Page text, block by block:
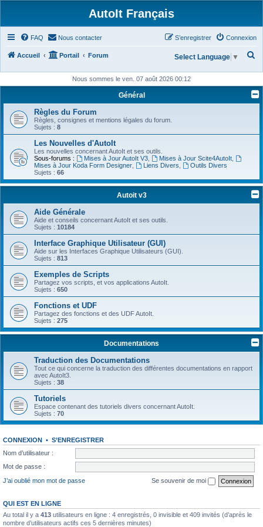
AutoIt Français
FAQ Nous contacter Connexion
S’enregistrer
Accueil Portail Forum
h
r
Select Language ▼
Nous sommes le ven. 07 août 2026 00:12
Général
Règles du Forum
Règles, consignes et mentions légales du forum.
Sujets : 8
Les Nouvelles d'AutoIt
Les nouvelles concernant AutoIt et ses outils.
Sous-forums :
Mises à Jour AutoIt V3, Mises à Jour Scite4AutoIt,
Mises à Jour Koda Form Designer
Liens Divers
Outils Divers
Sujets : 66
Autoit v3
Aide Générale
Aide et conseils concernant AutoIt et ses outils.
Sujets : 10184
Interface Graphique Utilisateur (GUI)
Aide sur les Interfaces Graphique Utilisateurs (GUI).
Sujets : 813
Exemples de Scripts
Partagez vos scripts, et vos applications AutoIt.
Sujets : 650
Fonctions et UDF
Partagez des fonctions et des UDF AutoIt.
Sujets : 275
Documentations
Traduction des Documentations
Tout ce qui concerne la traduction des différentes documentations en rapport
avec AutoIt3.
Sujets : 38
Tutoriels
Espace contenant des tutoriels divers concernant AutoIt.
Sujets : 70
CONNEXION • S’ENREGISTRER
Nom d’utilisateur :
Mot de passe :
J’ai oublié mon mot de passe
Se souvenir de moi
QUI EST EN LIGNE
Au total il y a 413 utilisateurs en ligne : 4 enregistrés, 0 invisible et 409 invités (d’après le
nombre d’utilisateurs actifs ces 5 dernières minutes)